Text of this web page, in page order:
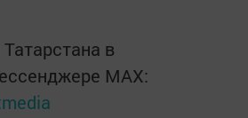
в
MАХ: